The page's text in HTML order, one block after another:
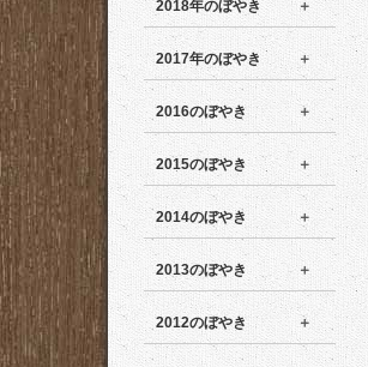
2018年のぼやき
2017年のぼやき
2016のぼやき
2015のぼやき
2014のぼやき
2013のぼやき
2012のぼやき